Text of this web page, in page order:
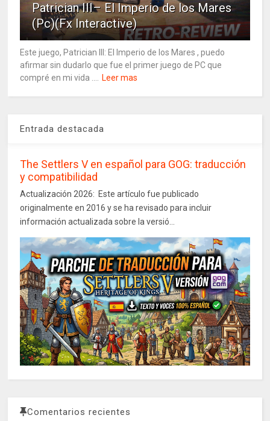
Patrician III– El Imperio de los Mares
(Pc)(Fx Interactive)
Este juego, Patrician III: El Imperio de los Mares , puedo
afirmar sin dudarlo que fue el primer juego de PC que
compré en mi vida .... Leer mas
Entrada destacada
The Settlers V en español para GOG: traducción
y compatibilidad
Actualización 2026: Este artículo fue publicado
originalmente en 2016 y se ha revisado para incluir
información actualizada sobre la versió...
Comentarios recientes